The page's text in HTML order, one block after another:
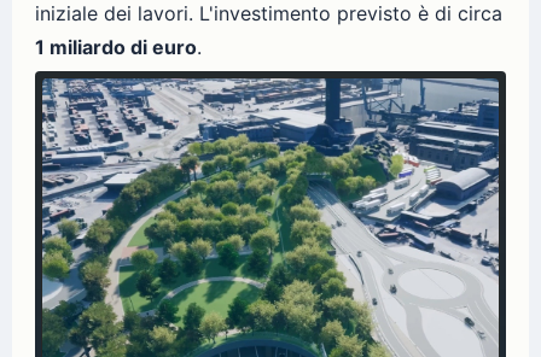
iniziale dei lavori. L'investimento previsto è di circa
1 miliardo di euro.